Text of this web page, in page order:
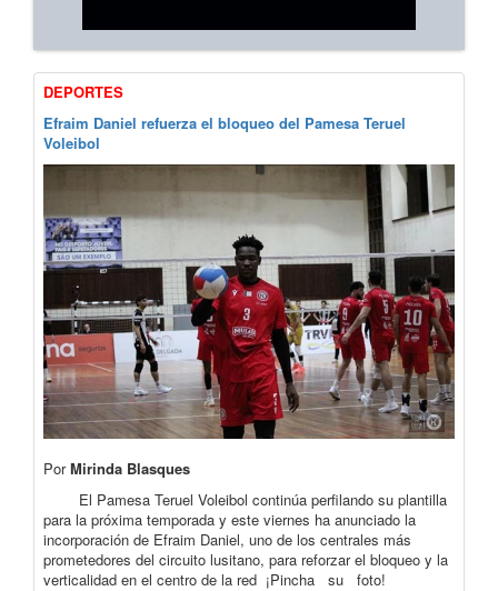
DEPORTES
Efraim Daniel refuerza el bloqueo del Pamesa Teruel
Voleibol
PorMirinda Blasques
El Pamesa Teruel Voleibol continúa perfilando su plantilla
para la próxima temporada y este viernes ha anunciado la
incorporación de Efraim Daniel, uno de los centrales más
prometedores del circuito lusitano, para reforzar el bloqueo y la
verticalidad en el centro de la red ¡Pincha su foto!